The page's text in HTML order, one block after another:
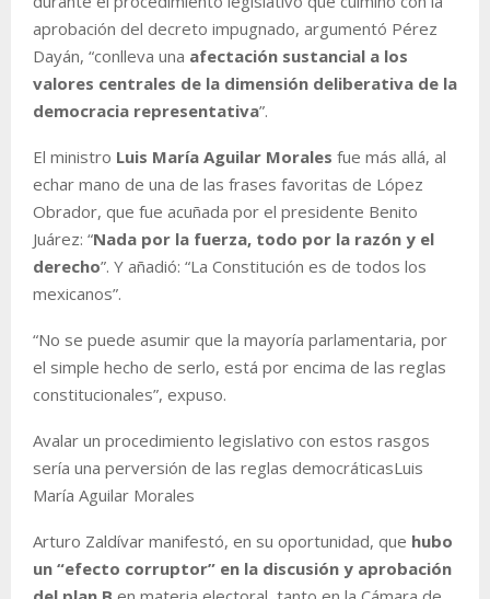
aprobación del decreto impugnado, argumentó Pérez
Dayán, “conlleva una afectación sustancial a los
valores centrales de la dimensión deliberativa de la
democracia representativa”.
El ministro Luis María Aguilar Morales fue más allá, al
echar mano de una de las frases favoritas de López
Obrador, que fue acuñada por el presidente Benito
Juárez: “Nada por la fuerza, todo por la razón y el
derecho”. Y añadió: “La Constitución es de todos los
mexicanos”.
“No se puede asumir que la mayoría parlamentaria, por
el simple hecho de serlo, está por encima de las reglas
constitucionales”, expuso.
Avalar un procedimiento legislativo con estos rasgos
sería una perversión de las reglas democráticasLuis
María Aguilar Morales
Arturo Zaldívar manifestó, en su oportunidad, que hubo
un “efecto corruptor” en la discusión y aprobación